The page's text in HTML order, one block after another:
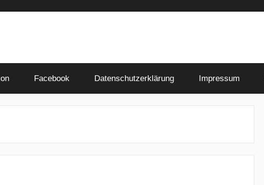
Facebook Datenschutzerklärung Impressum